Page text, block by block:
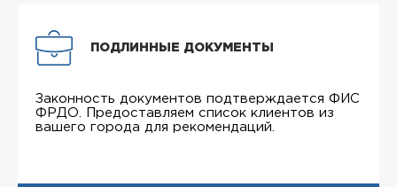
ПОДЛИННЫЕ ДОКУМЕНТЫ
Законность документов подтверждается ФИС
ФРДО. Предоставляем список клиентов из
вашего города для рекомендаций.